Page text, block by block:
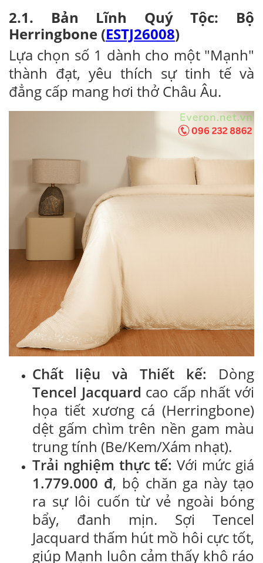
2.1. Bản Lĩnh Quý Tộc: Bộ
Herringbone (ESTJ26008)
Lựa chọn số 1 dành cho một "Mạnh"
thành đạt, yêu thích sự tinh tế và
đẳng cấp mang hơi thở Châu Âu.
Chất liệu và Thiết kế: Dòng
Tencel Jacquard cao cấp nhất với
họa tiết xương cá (Herringbone)
dệt gấm chìm trên nền gam màu
trung tính (Be/Kem/Xám nhạt).
Trải nghiệm thực tế: Với mức giá
1.779.000 đ, bộ chăn ga này tạo
ra sự lôi cuốn từ vẻ ngoài bóng
bẩy, đanh mịn. Sợi Tencel
Jacquard thấm hút mồ hôi cực tốt,
giúp Mạnh luôn cảm thấy khô ráo